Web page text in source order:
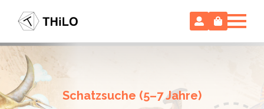
Schatzsuche (5–7 Jahre)
Escape Room (ab 8 oder 12 Jahre)